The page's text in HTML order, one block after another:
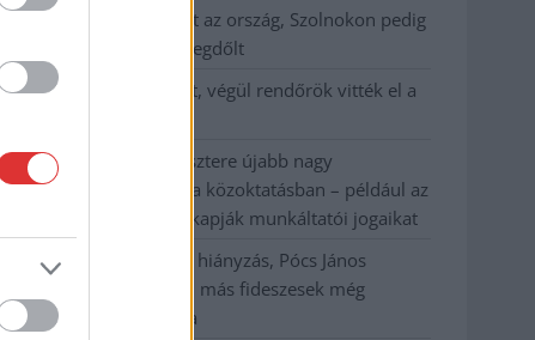
41 fok fölé forrósodott az ország, Szolnokon pedig
egy másik rekord is megdőlt
Egy telefonhívást akart, végül rendőrök vitték el a
A Tisza kormány minisztere újabb nagy
változásokról döntött a közoktatásban – például az
iskolaigazgatók visszakapják munkáltatói jogaikat
Sok volt az igazolatlan hiányzás, Pócs János
fizetéslevonást kapott, más fideszesek még
kevesebbet vittek haza